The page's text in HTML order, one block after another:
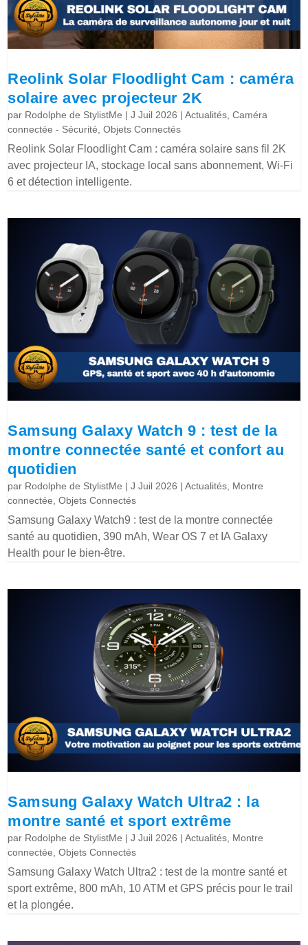
Reolink Solar Floodlight Cam : caméra
solaire avec projecteur 2K
par Rodolphe de StylistMe |J Juil 2026 |Actualités,Caméra
connectée - Sécurité,Objets Connectés
Reolink Solar Floodlight Cam : caméra solaire sans fil 2K
avec projecteur IA, stockage local sans abonnement, Wi-Fi
6 et détection intelligente.
Samsung Galaxy Watch 9 : test de la
montre connectée santé et confort au
quotidien
par Rodolphe de StylistMe |J Juil 2026 |Actualités, Montre
connectée,Objets Connectés
Samsung Galaxy Watch9 : test de la montre connectée
santé au quotidien, 390 mAh, Wear OS 7 et IA Galaxy
Health pour le bien-être.
Samsung Galaxy Watch Ultra2 : la
montre santé et sport extrême
par Rodolphe de StylistMe |J Juil 2026 |Actualités, Montre
connectée,Objets Connectés
Samsung Galaxy Watch Ultra2 : test de la montre santé et
sport extrême, 800 mAh, 10 ATM et GPS précis pour le trail
et la plongée.